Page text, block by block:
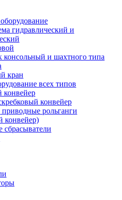
гидравлический и
и шахтного типа
кран
всех типов
конвейер
конвейер
приводные рольганги
конвейер)